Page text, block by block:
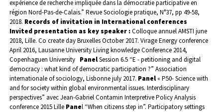
expérience de recherche impliquée dans la démocratie participative en
région Nord-Pas-de-Calais.” Revue Sociologie pratique, N°37, pp 49-58,
2018. Records of invitation in International conferences
Invited presentation as key speaker :Colloque annuel AMSTI june
2018, Lille. Co create day Bruxelles October 2017. Virage Energy conference
April 2016, Lausanne UniversityLiving knowledge Conference 2014,
Copenhaguen University PanelSession 6.5 “E - petitioning and digital
democracy : what kind of democratic participation ?” Association
internationale of sociology, Lisbonne july 2017. Panel « P50- Science with
and for society within global environmental issues. Interdisciplinary
perspectives” avec Jean-Gabriel Contamin Interpretive Policy Analysis
conference 2015 Lille Panel “When citizens step in”. Participatory settings